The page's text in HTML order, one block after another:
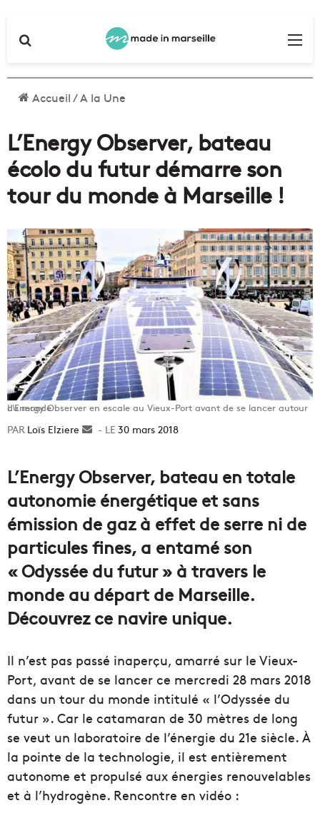
Accueil/A la Une
L’Energy Observer, bateau
écolo du futur démarre son
tour du monde à Marseille !
L'Energy Observer en escale au Vieux-Port avant de se lancer autour du monde
Loïs Elziere
Envoyer30 mars 2018
L’Energy Observer, bateau en totale
autonomie énergétique et sans
émission de gaz à effet de serre ni de
particules fines, a entamé son
« Odyssée du futur » à travers le
monde au départ de Marseille.
Découvrez ce navire unique.
Il n’est pas passé inaperçu, amarré sur le Vieux-
Port, avant de se lancer ce mercredi 28 mars 2018
dans un tour du monde intitulé « l’Odyssée du
futur ». Car le catamaran de 30 mètres de long
se veut un laboratoire de l’énergie du 21e siècle. À
la pointe de la technologie, il est entièrement
autonome et propulsé aux énergies renouvelables
et à l’hydrogène. Rencontre en vidéo :